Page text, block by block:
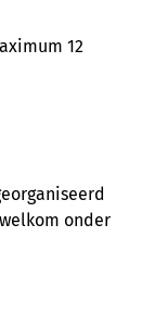
12
onder